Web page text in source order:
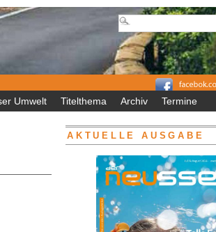
Umwelt Titelthema Archiv Termine
AKTUELLE AUSGABE